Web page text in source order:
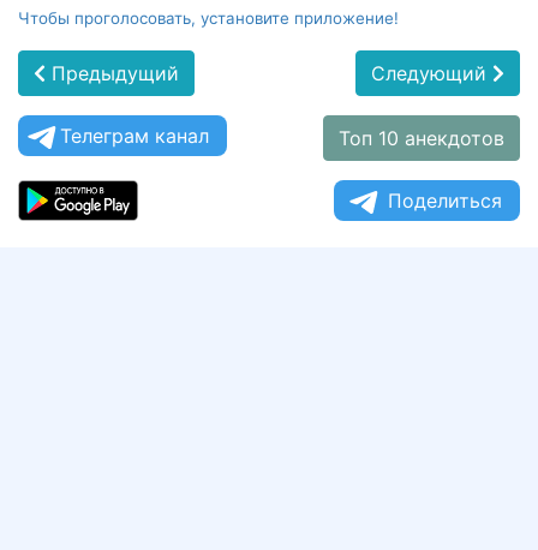
Чтобы проголосовать, установите приложение!
Предыдущий Следующий
Телеграм канал Топ 10 анекдотов
Поделиться